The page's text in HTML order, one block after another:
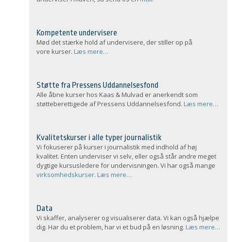
Kompetente undervisere
Mød det stærke hold af undervisere, der stiller op på
vore kurser. Læs mere…
Støtte fra Pressens Uddannelsesfond
Alle åbne kurser hos Kaas & Mulvad er anerkendt som
støtteberettigede af Pressens Uddannelsesfond. Læs mere…
Kvalitetskurser i alle typer journalistik
Vi fokuserer på kurser i journalistik med indhold af høj
kvalitet. Enten underviser vi selv, eller også står andre meget
dygtige kursusledere for undervisningen. Vi har også mange
virksomhedskurser. Læs mere…
Data
Vi skaffer, analyserer og visualiserer data. Vi kan også hjælpe
dig. Har du et problem, har vi et bud på en løsning. Læs mere…